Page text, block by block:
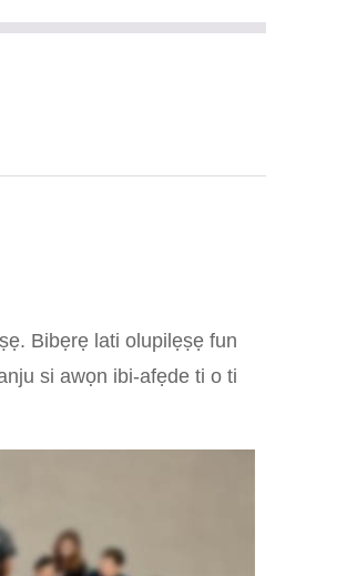
Bibẹrẹ lati olupilẹṣẹ fun
si awọn ibi-afẹde ti o ti